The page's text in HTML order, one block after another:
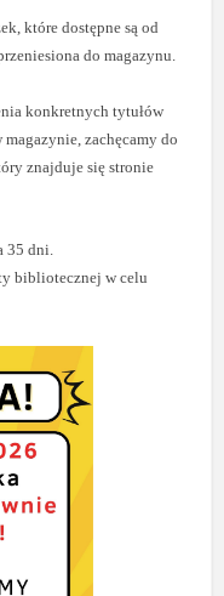
które dostępne są od
do magazynu.
konkretnych tytułów
zachęcamy do
znajduje się stronie
35 dni.
bibliotecznej w celu